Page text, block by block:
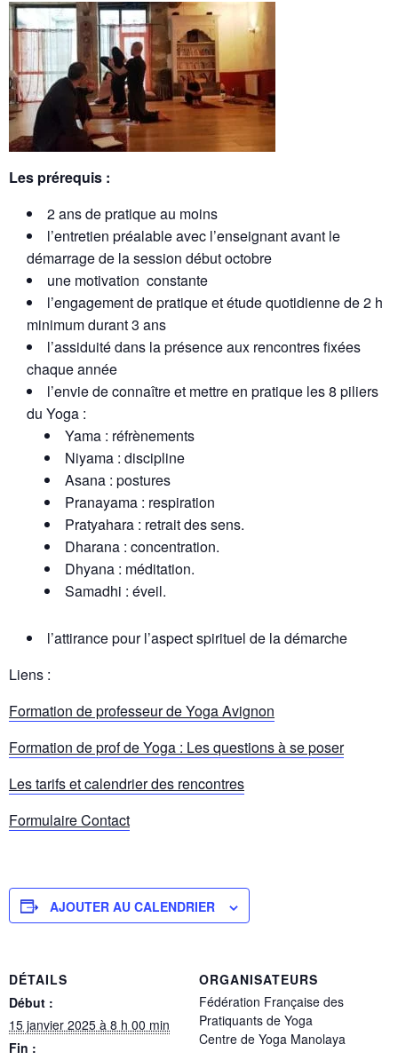
Les prérequis :
2 ans de pratique au moins
l’entretien préalable avec l’enseignant avant le
démarrage de la session début octobre
une motivation constante
l’engagement de pratique et étude quotidienne de 2 h
minimum durant 3 ans
l’assiduité dans la présence aux rencontres fixées
chaque année
l’envie de connaître et mettre en pratique les 8 piliers
du Yoga :
Yama : réfrènements
Niyama : discipline
Asana : postures
Pranayama : respiration
Pratyahara : retrait des sens.
Dharana : concentration.
Dhyana : méditation.
Samadhi : éveil.
l’attirance pour l’aspect spirituel de la démarche
Liens :
Formation de professeur de Yoga Avignon
Formation de prof de Yoga : Les questions à se poser
Les tarifs et calendrier des rencontres
Formulaire Contact
AJOUTER AU CALENDRIER
DÉTAILS
Début :
15 janvier 2025 à 8 h 00 min
Fin :
ORGANISATEURS
Fédération Française des
Pratiquants de Yoga
Centre de Yoga Manolaya